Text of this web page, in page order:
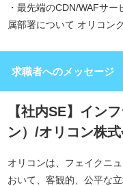
・最先端のCDN/WAFサ
属部署について オリコン
求職者へのメッセージ
【社内SE】イン
ン）/オリコン株
オリコンは、フェイクニ
おいて、客観的、公平な